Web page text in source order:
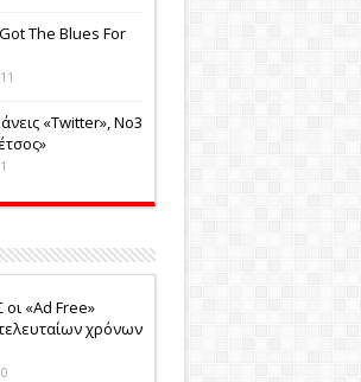
The Blues For
«Twitter», No3
οι «Ad Free»
χρόνων